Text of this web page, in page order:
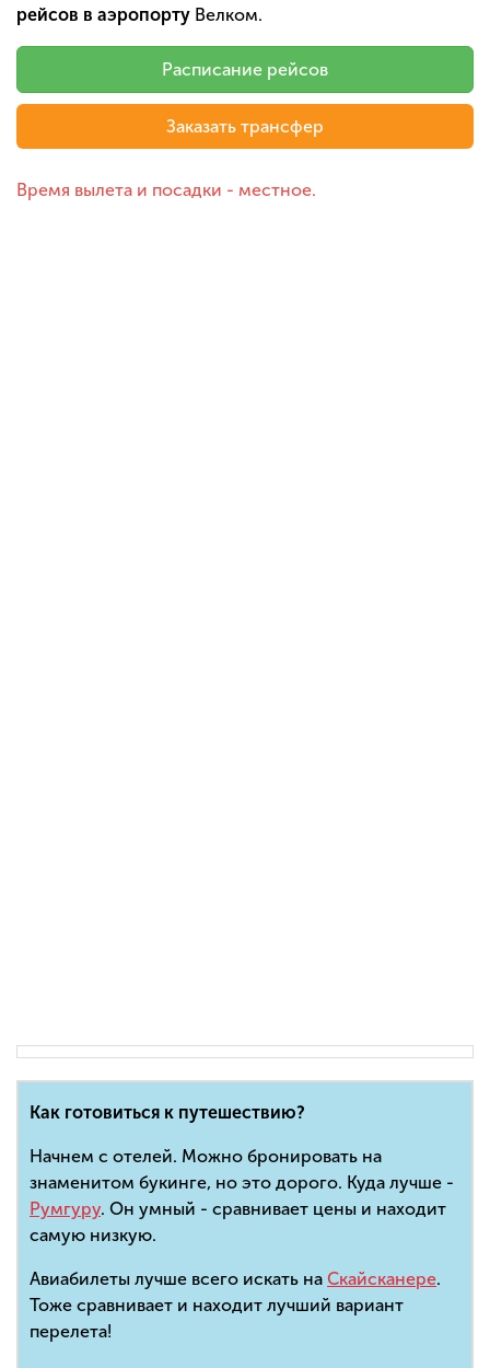
рейсов в аэропорту Велком.
Расписание рейсов
Заказать трансфер
Время вылета и посадки - местное.
Как готовиться к путешествию?
Начнем с отелей. Можно бронировать на
знаменитом букинге, но это дорого. Куда лучше -
Румгуру. Он умный - сравнивает цены и находит
самую низкую.
Авиабилеты лучше всего искать на Скайсканере.
Тоже сравнивает и находит лучший вариант
перелета!